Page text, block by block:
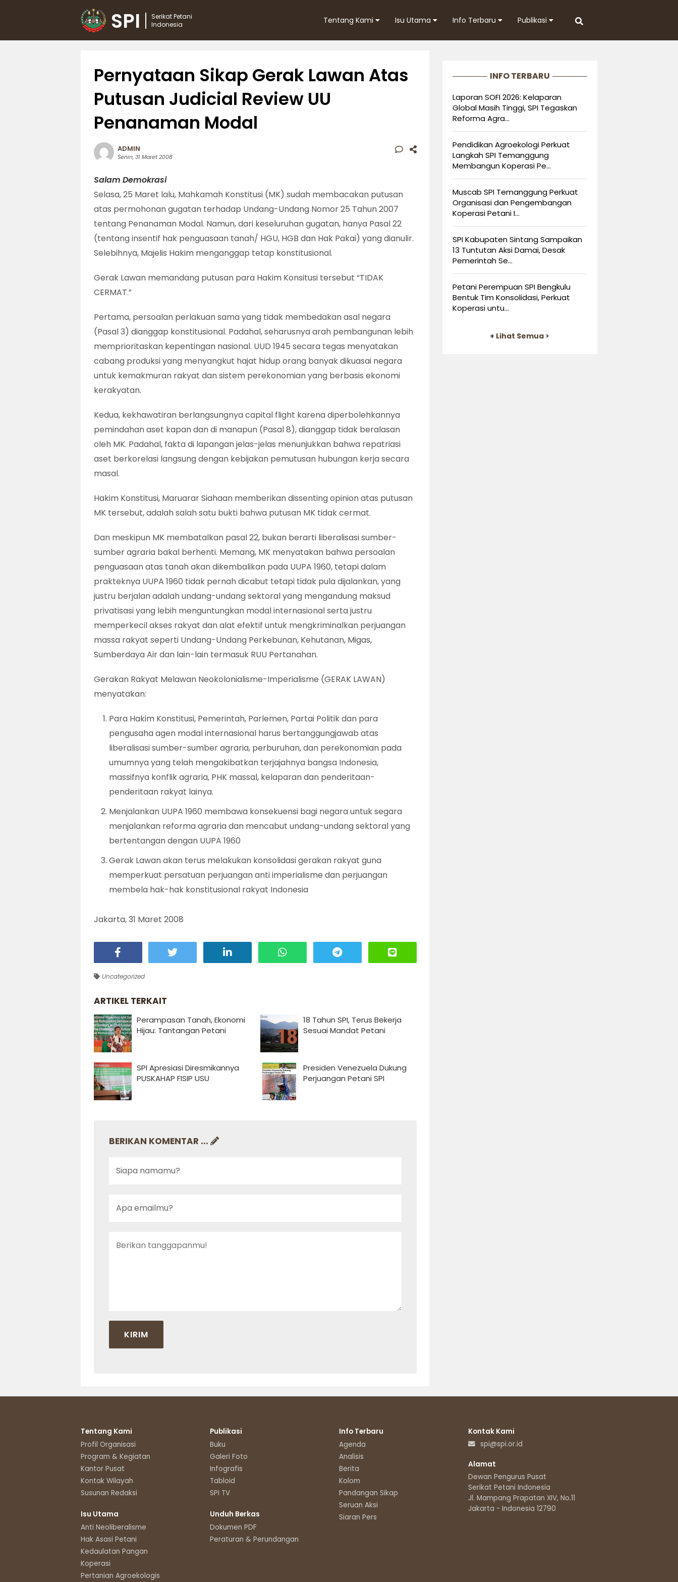
SPI
Serikat Petani
Indonesia
Tentang Kami Isu Utama Info Terbaru Publikasi
Pernyataan Sikap Gerak Lawan Atas
Putusan Judicial Review UU
Penanaman Modal
ADMIN
Senin, 31 Maret 2008
Salam Demokrasi
Selasa, 25 Maret lalu, Mahkamah Konstitusi (MK) sudah membacakan putusan
atas permohonan gugatan terhadap Undang-Undang Nomor 25 Tahun 2007
tentang Penanaman Modal. Namun, dari keseluruhan gugatan, hanya Pasal 22
(tentang insentif hak penguasaan tanah/ HGU, HGB dan Hak Pakai) yang dianulir.
Selebihnya, Majelis Hakim menganggap tetap konstitusional.
Gerak Lawan memandang putusan para Hakim Konsitusi tersebut “TIDAK
CERMAT.”
Pertama, persoalan perlakuan sama yang tidak membedakan asal negara
(Pasal 3) dianggap konstitusional. Padahal, seharusnya arah pembangunan lebih
memprioritaskan kepentingan nasional. UUD 1945 secara tegas menyatakan
cabang produksi yang menyangkut hajat hidup orang banyak dikuasai negara
untuk kemakmuran rakyat dan sistem perekonomian yang berbasis ekonomi
kerakyatan.
Kedua, kekhawatiran berlangsungnya capital flight karena diperbolehkannya
pemindahan aset kapan dan di manapun (Pasal 8), dianggap tidak beralasan
oleh MK. Padahal, fakta di lapangan jelas-jelas menunjukkan bahwa repatriasi
aset berkorelasi langsung dengan kebijakan pemutusan hubungan kerja secara
masal.
Hakim Konstitusi, Maruarar Siahaan memberikan dissenting opinion atas putusan
MK tersebut, adalah salah satu bukti bahwa putusan MK tidak cermat.
Dan meskipun MK membatalkan pasal 22, bukan berarti liberalisasi sumber-
sumber agraria bakal berhenti. Memang, MK menyatakan bahwa persoalan
penguasaan atas tanah akan dikembalikan pada UUPA 1960, tetapi dalam
prakteknya UUPA 1960 tidak pernah dicabut tetapi tidak pula dijalankan, yang
justru berjalan adalah undang-undang sektoral yang mengandung maksud
privatisasi yang lebih menguntungkan modal internasional serta justru
memperkecil akses rakyat dan alat efektif untuk mengkriminalkan perjuangan
massa rakyat seperti Undang-Undang Perkebunan, Kehutanan, Migas,
Sumberdaya Air dan lain-lain termasuk RUU Pertanahan.
Gerakan Rakyat Melawan Neokolonialisme-Imperialisme (GERAK LAWAN)
menyatakan:
Para Hakim Konstitusi, Pemerintah, Parlemen, Partai Politik dan para
pengusaha agen modal internasional harus bertanggungjawab atas
liberalisasi sumber-sumber agraria, perburuhan, dan perekonomian pada
umumnya yang telah mengakibatkan terjajahnya bangsa Indonesia,
massifnya konflik agraria, PHK massal, kelaparan dan penderitaan-
penderitaan rakyat lainya.
Menjalankan UUPA 1960 membawa konsekuensi bagi negara untuk segara
menjalankan reforma agraria dan mencabut undang-undang sektoral yang
bertentangan dengan UUPA 1960
Gerak Lawan akan terus melakukan konsolidasi gerakan rakyat guna
memperkuat persatuan perjuangan anti imperialisme dan perjuangan
membela hak-hak konstitusional rakyat Indonesia
Jakarta, 31 Maret 2008
Uncategorized
ARTIKEL TERKAIT
Perampasan Tanah, Ekonomi
Hijau: Tantangan Petani
SPI Apresiasi Diresmikannya
PUSKAHAP FISIP USU
18 Tahun SPI, Terus Bekerja
Sesuai Mandat Petani
Presiden Venezuela Dukung
Perjuangan Petani SPI
BERIKAN KOMENTAR ...
INFO TERBARU
Laporan SOFI 2026: Kelaparan
Global Masih Tinggi, SPI Tegaskan
Reforma Agra...
Pendidikan Agroekologi Perkuat
Langkah SPI Temanggung
Membangun Koperasi Pe...
Muscab SPI Temanggung Perkuat
Organisasi dan Pengembangan
Koperasi Petani I...
SPI Kabupaten Sintang Sampaikan
13 Tuntutan Aksi Damai, Desak
Pemerintah Se...
Petani Perempuan SPI Bengkulu
Bentuk Tim Konsolidasi, Perkuat
Koperasi untu...
+ Lihat Semua >
Tentang Kami
Profil Organisasi
Program & Kegiatan
Kantor Pusat
Kontak Wilayah
Susunan Redaksi
Isu Utama
Anti Neoliberalisme
Hak Asasi Petani
Kedaulatan Pangan
Koperasi
Pertanian Agroekologis
Publikasi
Buku
Galeri Foto
Infografis
Tabloid
SPI TV
Unduh Berkas
Dokumen PDF
Peraturan & Perundangan
Info Terbaru
Agenda
Analisis
Berita
Kolom
Pandangan Sikap
Seruan Aksi
Siaran Pers
Kontak Kami
spi@spi.or.id
Alamat
Dewan Pengurus Pusat
Serikat Petani Indonesia
Jl. Mampang Prapatan XIV, No.11
Jakarta - Indonesia 12790